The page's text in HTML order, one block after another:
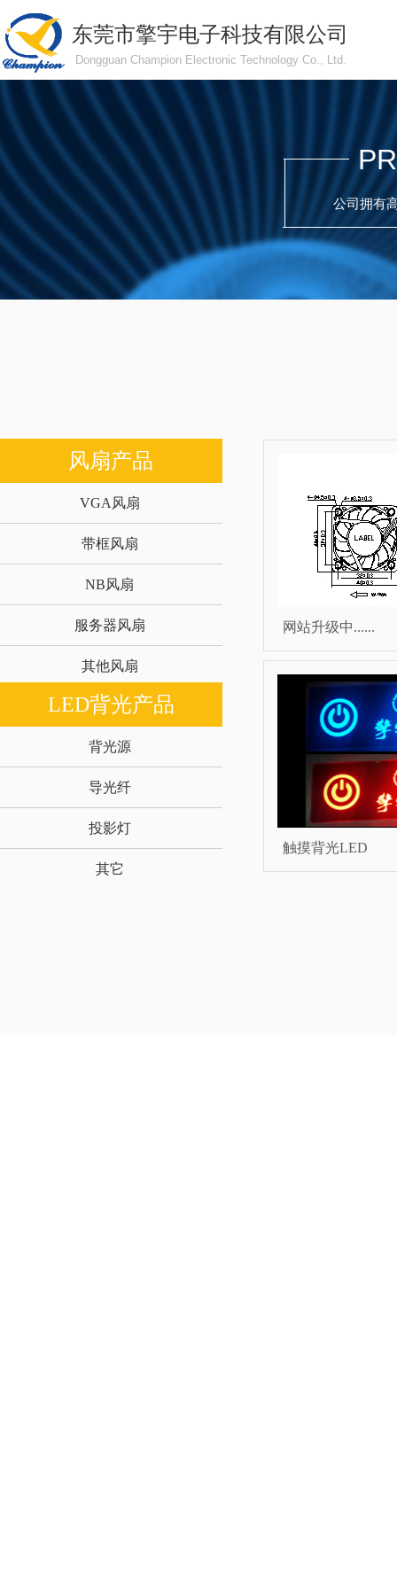
东莞市擎宇电子科技有限公司
Dongguan Champion Electronic Technology Co., Ltd.
公司拥有
网站升级中......
触摸背光LED
风扇产品
VGA风扇
带框风扇
NB风扇
服务器风扇
其他风扇
LED背光产品
背光源
导光纤
投影灯
其它